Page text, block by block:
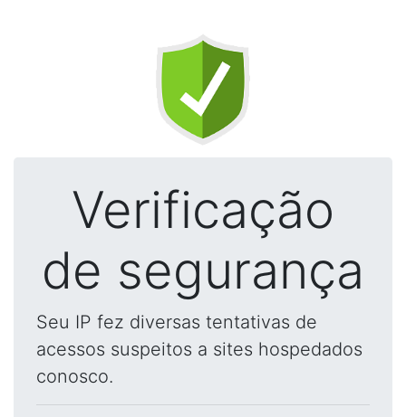
Verificação
de segurança
Seu IP fez diversas tentativas de
acessos suspeitos a sites hospedados
conosco.